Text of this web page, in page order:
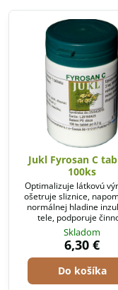
Jukl Fyrosan C
100ks
Optimalizuje látkovú
ošetruje sliznice,
normálnej hladine
tele, podporuje
pankreasu.
Skladom
6,30 €
Do košíka